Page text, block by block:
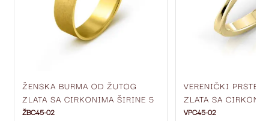
ŽENSKA BURMA OD ŽUTOG
ZLATA SA CIRKONIMA ŠIRINE 5
MM ŽBC45-02
ŽBC45-02
VERENIČKI
ZLATA SA
VPC45-02